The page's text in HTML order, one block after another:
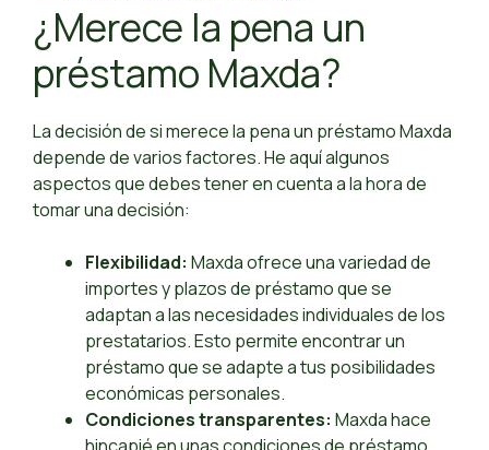
¿Merece la pena un
préstamo Maxda?
La decisión de si merece la pena un préstamo Maxda
depende de varios factores. He aquí algunos
aspectos que debes tener en cuenta a la hora de
tomar una decisión:
Flexibilidad: Maxda ofrece una variedad de
importes y plazos de préstamo que se
adaptan a las necesidades individuales de los
prestatarios. Esto permite encontrar un
préstamo que se adapte a tus posibilidades
económicas personales.
Condiciones transparentes: Maxda hace